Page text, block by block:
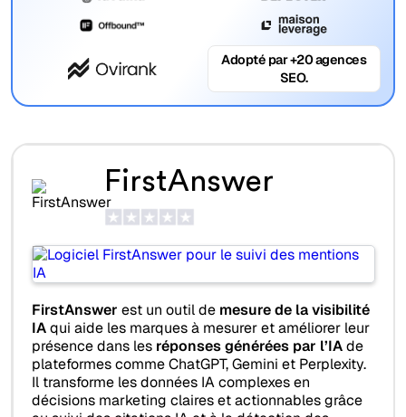
Adopté par +20 agences
SEO.
FirstAnswer
FirstAnswer est un outil de mesure de la visibilité
IAqui aide les marques à mesurer et améliorer leur
présence dans les réponses générées par l’IAde
plateformes comme ChatGPT, Gemini et Perplexity.
Il transforme les données IA complexes en
décisions marketing claires et actionnables grâce